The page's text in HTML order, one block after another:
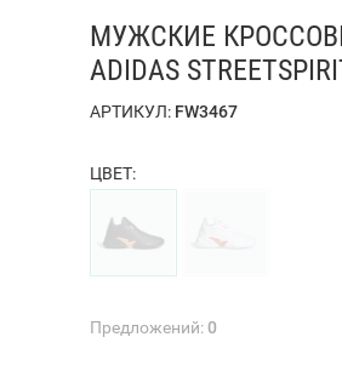
МУЖСКИЕ
ADIDAS
АРТИКУЛ: FW3467
ЦВЕТ:
Предложений:0